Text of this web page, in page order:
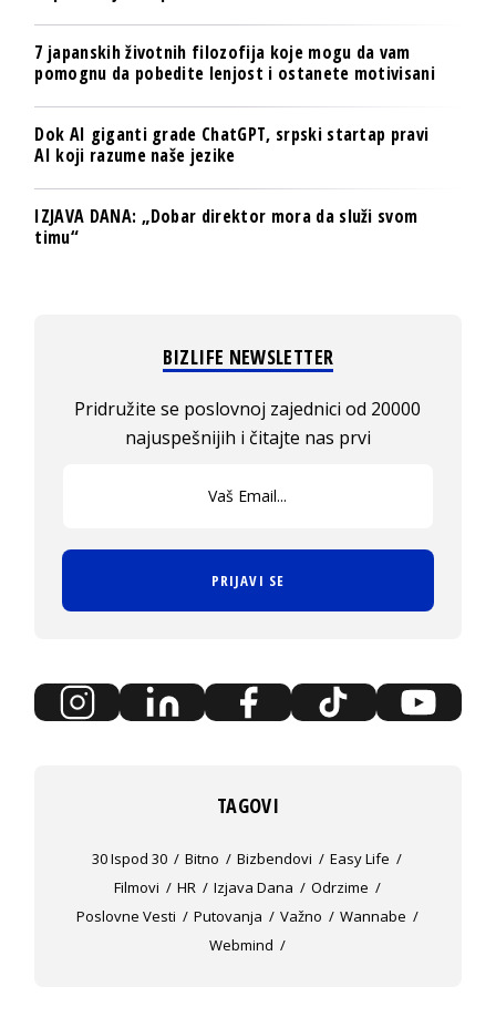
7 japanskih životnih filozofija koje mogu da vam
pomognu da pobedite lenjost i ostanete motivisani
Dok AI giganti grade ChatGPT, srpski startap pravi
AI koji razume naše jezike
IZJAVA DANA: „Dobar direktor mora da služi svom
timu“
BIZLIFE NEWSLETTER
Pridružite se poslovnoj zajednici od 20000
najuspešnijih i čitajte nas prvi
PRIJAVI SE
TAGOVI
30 Ispod 30 Bitno Bizbendovi
Easy Life
Filmovi
HR Izjava Dana
Odrzime
Poslovne Vesti
Putovanja Važno
Wannabe
Webmind